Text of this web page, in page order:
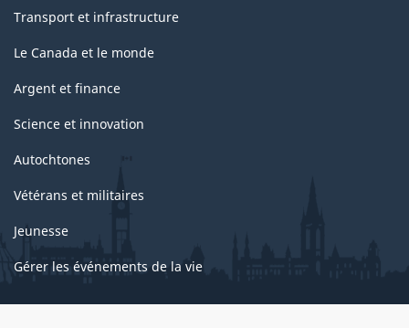
Transport et infrastructure
Le Canada et le monde
Argent et finance
Science et innovation
Autochtones
Vétérans et militaires
Jeunesse
Gérer les événements de la vie